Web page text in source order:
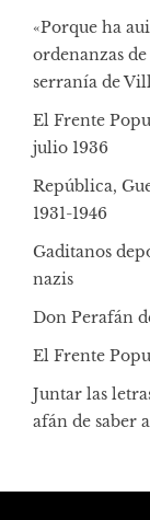
«Porque ha
ordenanzas
serranía de
El Frente
julio 1936
República,
1931-1946
Gaditanos
nazis
Don Perafán
El Frente
Juntar las
afán de saber